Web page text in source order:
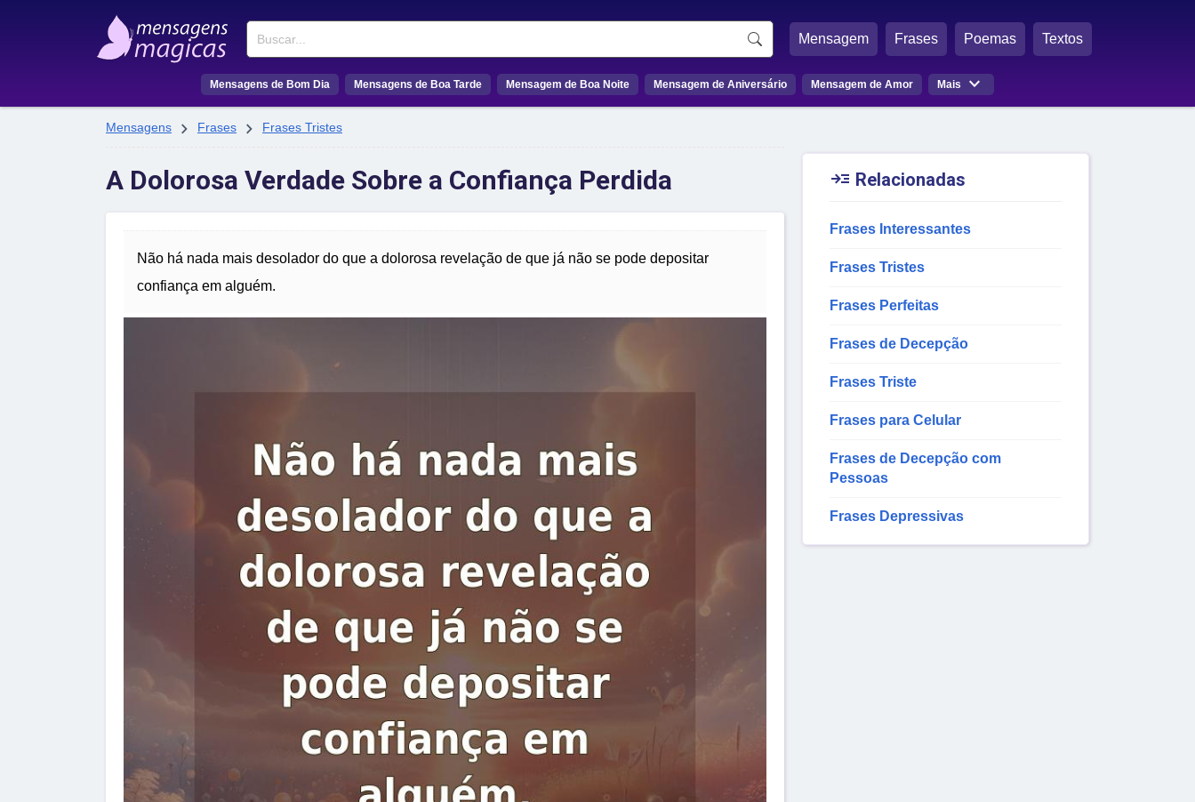
Buscar Mensagem Frases Poemas Textos
Mensagens de Bom Dia Mensagens de Boa Tarde Mensagem de Boa Noite Mensagem de Aniversário Mensagem de Amor Mais 
Mensagens  Frases  Frases Tristes
A Dolorosa Verdade Sobre a Confiança Perdida
Não há nada mais desolador do que a dolorosa revelação de que já não se pode depositar
confiança em alguém.
 Relacionadas
Frases Interessantes
Frases Tristes
Frases Perfeitas
Frases de Decepção
Frases Triste
Frases para Celular
Frases de Decepção com
Pessoas
Frases Depressivas